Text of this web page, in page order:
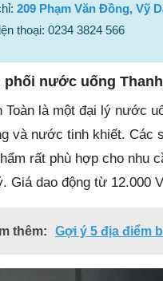
209 Phạm Văn Đồng, Vỹ
thoại: 0234 3824 566
phối nước uống
Toàn là một đại lý nước
và nước tinh khiết. Các
rất phù hợp cho nhu
Giá dao động từ 12.000
thêm: Gợi ý 5 địa điểm